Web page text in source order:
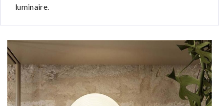
luminaire.